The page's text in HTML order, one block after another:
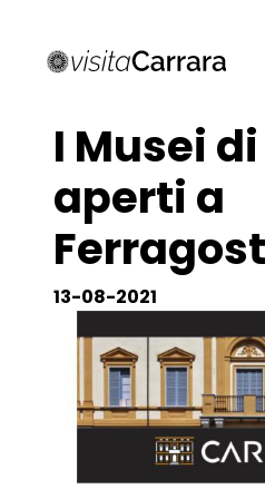
I Musei
aperti a
13-08-2021